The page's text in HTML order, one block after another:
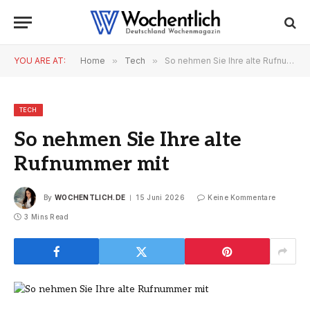
YOU ARE AT: Home » Tech » So nehmen Sie Ihre alte Rufnummer mit
TECH
So nehmen Sie Ihre alte
Rufnummer mit
By WOCHENTLICH.DE 15 Juni 2026 Keine Kommentare
3 Mins Read